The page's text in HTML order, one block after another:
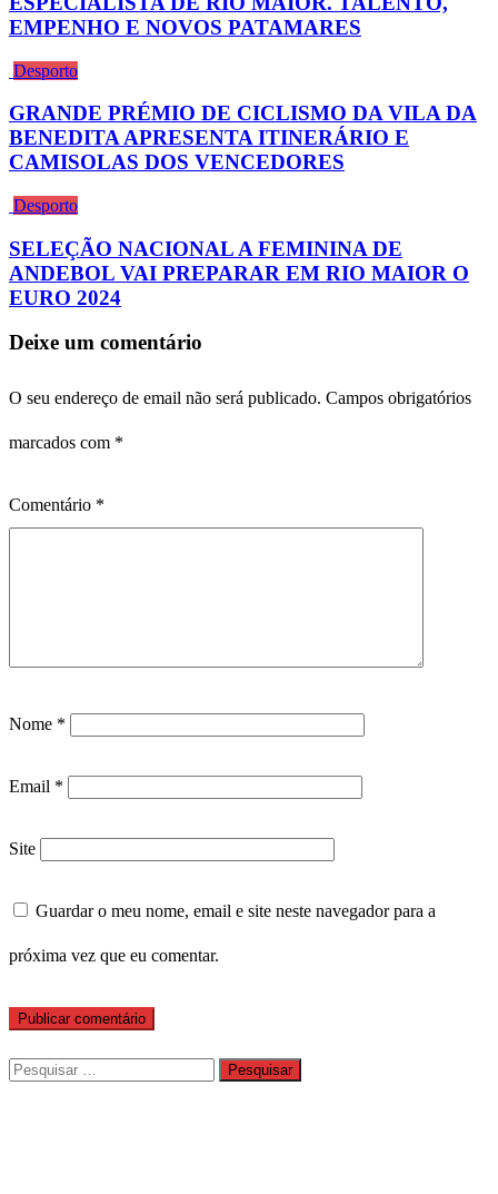
EMPENHO E NOVOS PATAMARES
Desporto
GRANDE PRÉMIO DE CICLISMO DA VILA DA
BENEDITA APRESENTA ITINERÁRIO E
CAMISOLAS DOS VENCEDORES
Desporto
SELEÇÃO NACIONAL A FEMININA DE
ANDEBOL VAI PREPARAR EM RIO MAIOR O
EURO 2024
Deixe um comentário
O seu endereço de email não será publicado. Campos obrigatórios
marcados com *
Comentário *
Nome *
Email *
Site
Guardar o meu nome, email e site neste navegador para a
próxima vez que eu comentar.
Pesquisar
por: